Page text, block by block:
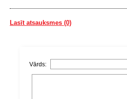
Lasīt atsauksmes (0)
Vārds: